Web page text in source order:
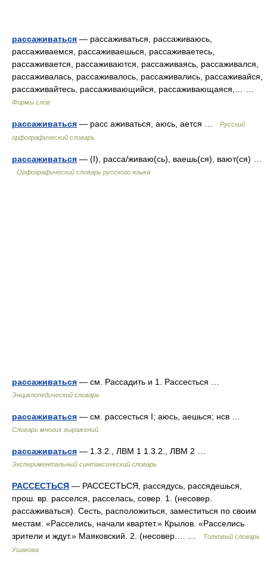
рассаживаться — рассаживаться, рассаживаюсь,
рассаживаемся, рассаживаешься, рассаживаетесь,
рассаживается, рассаживаются, рассаживаясь, рассаживался,
рассаживалась, рассаживалось, рассаживались, рассаживайся,
рассаживайтесь, рассаживающийся, рассаживающаяся,… …
Формы слов
рассаживаться — расс аживаться, аюсь, ается …
Русский
орфографический словарь
рассаживаться — (I), расса/живаю(сь), ваешь(ся), вают(ся) …
Орфографический словарь русского языка
рассаживаться — см. Рассадить и 1. Рассесться …
Энциклопедический словарь
рассаживаться — см. рассесться I; аюсь, аешься; нсв …
Словарь многих выражений
рассаживаться — 1.3.2., ЛВМ 1 1.3.2., ЛВМ 2 …
Экспериментальный синтаксический словарь
РАССЕСТЬСЯ — РАССЕСТЬСЯ, рассядусь, рассядешься,
прош. вр. расселся, расселась, совер. 1. (несовер.
рассаживаться). Сесть, расположиться, заместиться по своим
местам. «Расселись, начали квартет.» Крылов. «Расселись
зрители и ждут.» Маяковский. 2. (несовер.… …
Толковый словарь
Ушакова